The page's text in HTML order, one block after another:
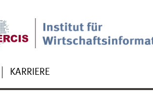
KARRIERE